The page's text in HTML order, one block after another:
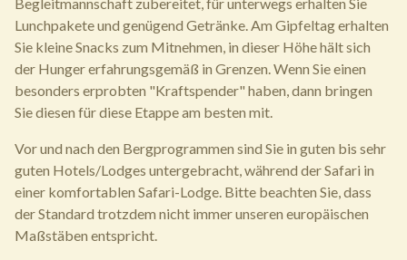
Lunchpakete und genügend Getränke. Am Gipfeltag erhalten
Sie kleine Snacks zum Mitnehmen, in dieser Höhe hält sich
der Hunger erfahrungsgemäß in Grenzen. Wenn Sie einen
besonders erprobten "Kraftspender" haben, dann bringen
Sie diesen für diese Etappe am besten mit.
Vor und nach den Bergprogrammen sind Sie in guten bis sehr
guten Hotels/Lodges untergebracht, während der Safari in
einer komfortablen Safari-Lodge. Bitte beachten Sie, dass
der Standard trotzdem nicht immer unseren europäischen
Maßstäben entspricht.